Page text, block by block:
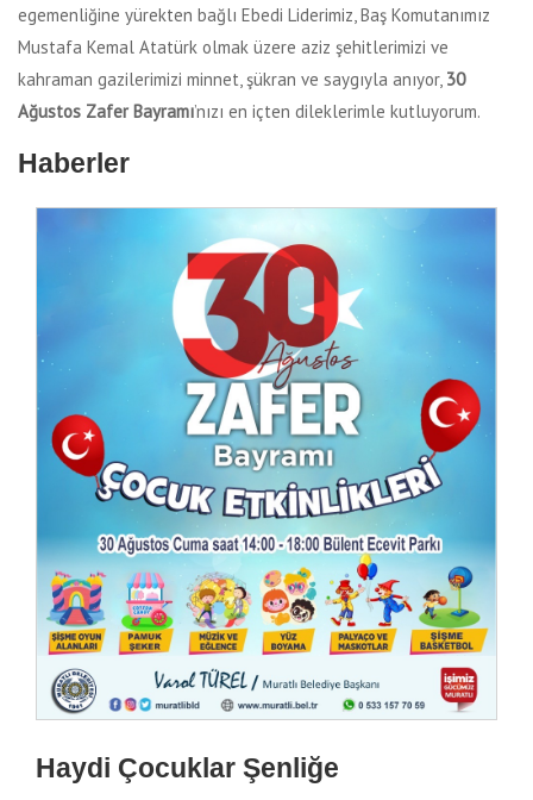
egemenliğine yürekten bağlı Ebedi Liderimiz, Baş Komutanımız
Mustafa Kemal Atatürk olmak üzere aziz şehitlerimizi ve
kahraman gazilerimizi minnet, şükran ve saygıyla anıyor, 30
Ağustos Zafer Bayramı’nızı en içten dileklerimle kutluyorum.
Haberler
Haydi Çocuklar Şenliğe